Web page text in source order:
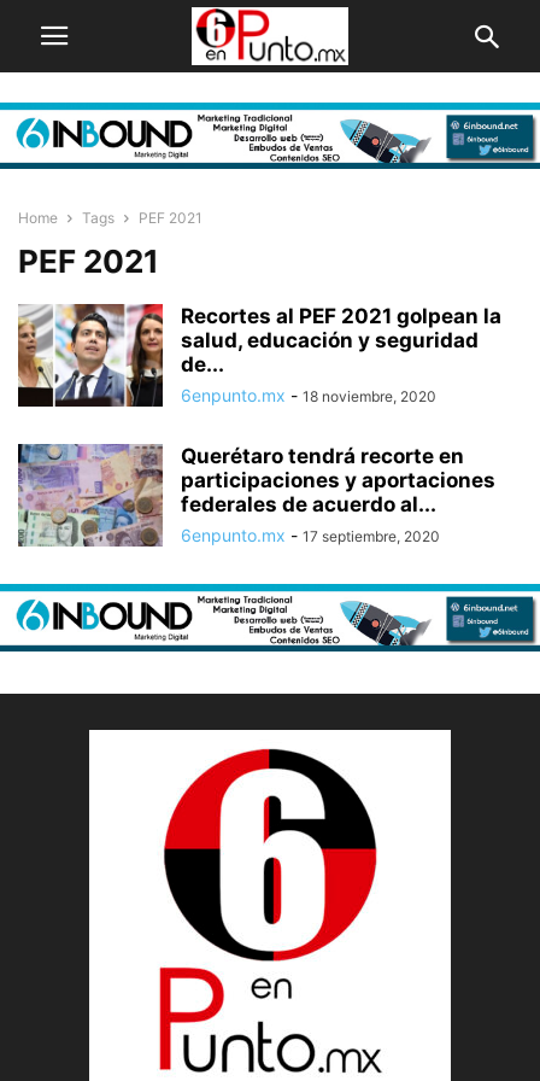
Home Tags PEF 2021
PEF 2021
Recortes al PEF 2021 golpean la
salud, educación y seguridad
de...
6enpunto.mx - 18 noviembre, 2020
Querétaro tendrá recorte en
participaciones y aportaciones
federales de acuerdo al...
6enpunto.mx - 17 septiembre, 2020